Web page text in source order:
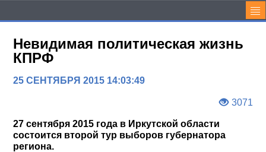
Невидимая политическая жизнь
КПРФ
25 СЕНТЯБРЯ 2015 14:03:49
3071
27 сентября 2015 года в Иркутской области
состоится второй тур выборов губернатора
региона.